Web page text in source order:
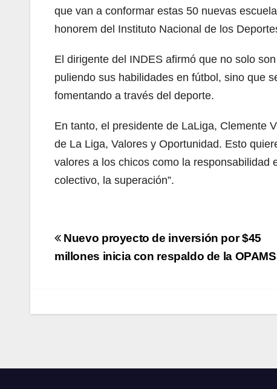
que van a conformar estas 50 nuevas
honorem del Instituto Nacional de los
El dirigente del INDES afirmó que no solo
puliendo sus habilidades en fútbol, sino que
fomentando a través del deporte.
En tanto, el presidente de LaLiga, Clemente
de La Liga, Valores y Oportunidad. Esto
valores a los chicos como la responsabilidad
colectivo, la superación”.
Navegación
de
Nuevo proyecto de inversión por $45
millones inicia con respaldo de la